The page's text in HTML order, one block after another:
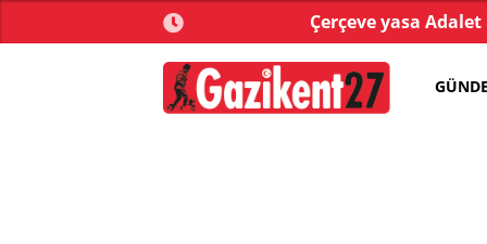
kabul edildi! YENİ Parti'ye 9 günde 138